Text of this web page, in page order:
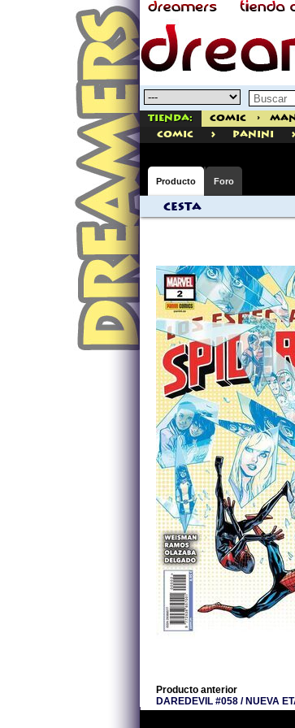
Tienda: Comic >
comic
> PANINI >
Producto Foro
Cesta
Producto anterior
DAREDEVIL #058 / NUEVA